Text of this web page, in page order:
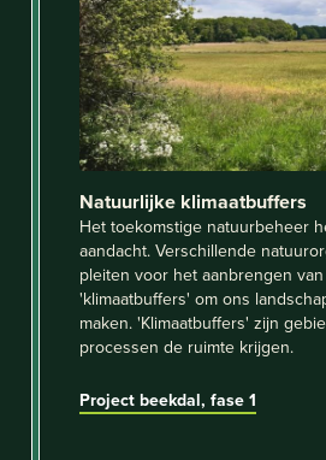
Natuurlijke klimaatbuffers
Het toekomstige natuurbeheer
aandacht. Verschillende
pleiten voor het aanbrengen
'klimaatbuffers' om ons
maken. 'Klimaatbuffers' zijn
processen de ruimte krijgen.
Project beekdal, fase 1